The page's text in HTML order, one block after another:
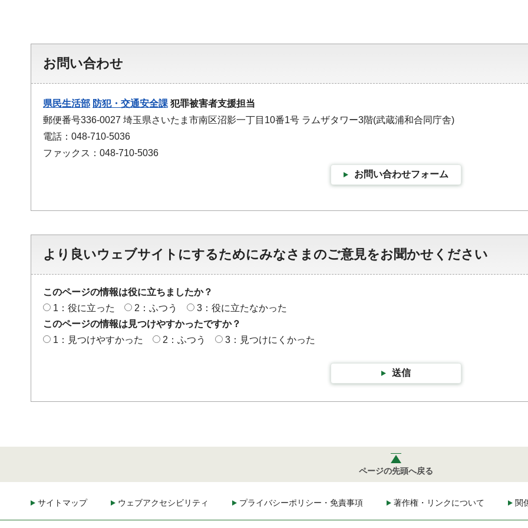
お問い合わせ
県民生活部 防犯・交通安全課 犯罪被害者支援担当
郵便番号336-0027 埼玉県さいたま市南区沼影一丁目10番1号 ラムザタワー3階(武蔵浦和合同庁舎)
電話：048-710-5036
ファックス：048-710-5036
お問い合わせフォーム
より良いウェブサイトにするためにみなさまのご意見をお聞かせください
このページの情報は役に立ちましたか？
1：役に立った
2：ふつう
3：役に立たなかった
このページの情報は見つけやすかったですか？
1：見つけやすかった
2：ふつう 3：見つけにくかった
送信
ページの先頭へ戻る
サイトマップ ウェブアクセシビリティ プライバシーポリシー・免責事項 著作権・リンクについて 関